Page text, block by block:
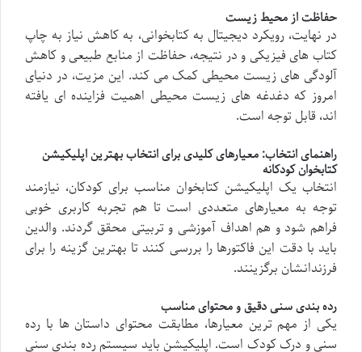
حفاظت از محیط زیست
در نهایت، رویکرد دیجیتال به کتابخوانی، به کاهش نیاز به چاپ
کتاب های فیزیکی و در نتیجه، حفاظت از منابع طبیعی و کاهش
آلودگی های زیست محیطی کمک می کند. این مزیت، در دنیای
امروز که دغدغه های زیست محیطی اهمیت فزاینده ای یافته
اند، قابل توجه است.
راهنمای انتخاب: معیارهای کلیدی برای انتخاب بهترین اپلیکیشن
کتابخوان کودکانه
انتخاب یک اپلیکیشن کتابخوان مناسب برای کودکان، نیازمند
توجه به معیارهای متعددی است تا هم تجربه کاربری خوبی
فراهم شود و هم اهداف آموزشی و تربیتی محقق گردند. والدین
باید با دقت این فاکتورها را بررسی کنند تا بهترین گزینه را برای
فرزندانشان برگزینند.
رده بندی سنی دقیق و محتوای مناسب
یکی از مهم ترین معیارها، مطابقت محتوای داستان ها با رده
سنی و درک کودک است. اپلیکیشن باید سیستم رده بندی سنی